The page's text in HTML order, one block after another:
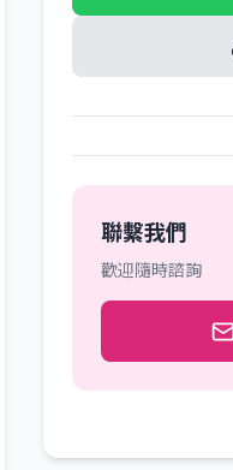
聯繫我們
歡迎隨時諮詢